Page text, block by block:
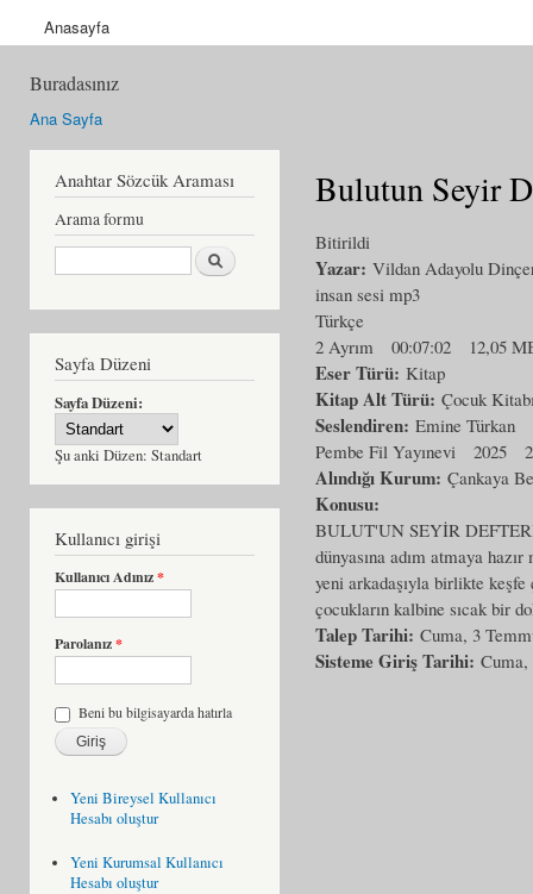
Anasayfa
Buradasınız
Ana Sayfa
Anahtar Sözcük Araması
Arama formu
Ara
Sayfa Düzeni
Sayfa Düzeni:
Şu anki Düzen: Standart
Kullanıcı girişi
Kullanıcı Adınız*
Parolanız*
Beni bu bilgisayarda hatırla
Yeni Bireysel Kullanıcı
Hesabı oluştur
Yeni Kurumsal Kullanıcı
Hesabı oluştur
Bulutun Seyir
Bitirildi
Yazar: Vildan Adayolu
insan sesi mp3
Türkçe
2 Ayrım
00:07:02 12,05
Eser Türü: Kitap
Kitap Alt Türü: Çocuk
Seslendiren: Emine Türkan
Pembe Fil Yayınevi
2025
Alındığı Kurum: Çankaya
Konusu:
BULUT'UN SEYİR DEFTERİ
dünyasına adım atmaya
yeni arkadaşıyla birlikte keşfe
çocukların kalbine sıcak bir
Talep Tarihi: Cuma, 3
Sisteme Giriş Tarihi: Cuma,